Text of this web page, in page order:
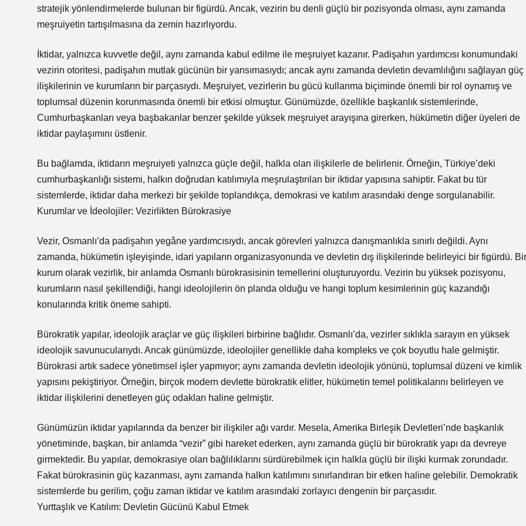
stratejik yönlendirmelerde bulunan bir figürdü. Ancak, vezirin bu denli güçlü bir pozisyonda olması, aynı zamanda
meşruiyetin tartışılmasına da zemin hazırlıyordu.
İktidar, yalnızca kuvvetle değil, aynı zamanda kabul edilme ile meşruiyet kazanır. Padişahın yardımcısı konumundaki
vezirin otoritesi, padişahın mutlak gücünün bir yansımasıydı; ancak aynı zamanda devletin devamlılığını sağlayan güç
ilişkilerinin ve kurumların bir parçasıydı. Meşruiyet, vezirlerin bu gücü kullanma biçiminde önemli bir rol oynamış ve
toplumsal düzenin korunmasında önemli bir etkisi olmuştur. Günümüzde, özellikle başkanlık sistemlerinde,
Cumhurbaşkanları veya başbakanlar benzer şekilde yüksek meşruiyet arayışına girerken, hükümetin diğer üyeleri de
iktidar paylaşımını üstlenir.
Bu bağlamda, iktidarın meşruiyeti yalnızca güçle değil, halkla olan ilişkilerle de belirlenir. Örneğin, Türkiye’deki
cumhurbaşkanlığı sistemi, halkın doğrudan katılımıyla meşrulaştırılan bir iktidar yapısına sahiptir. Fakat bu tür
sistemlerde, iktidar daha merkezi bir şekilde toplandıkça, demokrasi ve katılım arasındaki denge sorgulanabilir.
Kurumlar ve İdeolojiler: Vezirlikten Bürokrasiye
Vezir, Osmanlı’da padişahın yegâne yardımcısıydı, ancak görevleri yalnızca danışmanlıkla sınırlı değildi. Aynı
zamanda, hükümetin işleyişinde, idari yapıların organizasyonunda ve devletin dış ilişkilerinde belirleyici bir figürdü. Bir
kurum olarak vezirlik, bir anlamda Osmanlı bürokrasisinin temellerini oluşturuyordu. Vezirin bu yüksek pozisyonu,
kurumların nasıl şekillendiği, hangi ideolojilerin ön planda olduğu ve hangi toplum kesimlerinin güç kazandığı
konularında kritik öneme sahipti.
Bürokratik yapılar, ideolojik araçlar ve güç ilişkileri birbirine bağlıdır. Osmanlı’da, vezirler sıklıkla sarayın en yüksek
ideolojik savunucularıydı. Ancak günümüzde, ideolojiler genellikle daha kompleks ve çok boyutlu hale gelmiştir.
Bürokrasi artık sadece yönetimsel işler yapmıyor; aynı zamanda devletin ideolojik yönünü, toplumsal düzeni ve kimlik
yapısını pekiştiriyor. Örneğin, birçok modern devlette bürokratik elitler, hükümetin temel politikalarını belirleyen ve
iktidar ilişkilerini denetleyen güç odakları haline gelmiştir.
Günümüzün iktidar yapılarında da benzer bir ilişkiler ağı vardır. Mesela, Amerika Birleşik Devletleri’nde başkanlık
yönetiminde, başkan, bir anlamda “vezir” gibi hareket ederken, aynı zamanda güçlü bir bürokratik yapı da devreye
girmektedir. Bu yapılar, demokrasiye olan bağlılıklarını sürdürebilmek için halkla güçlü bir ilişki kurmak zorundadır.
Fakat bürokrasinin güç kazanması, aynı zamanda halkın katılımını sınırlandıran bir etken haline gelebilir. Demokratik
sistemlerde bu gerilim, çoğu zaman iktidar ve katılım arasındaki zorlayıcı dengenin bir parçasıdır.
Yurttaşlık ve Katılım: Devletin Gücünü Kabul Etmek